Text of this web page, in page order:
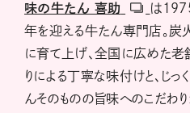
味の牛たん 喜助
は
年を迎える牛たん専門店。炭
に育て上げ、全国に広めた
りによる丁寧な味付けと、じっ
んそのものの旨味へのこだわ